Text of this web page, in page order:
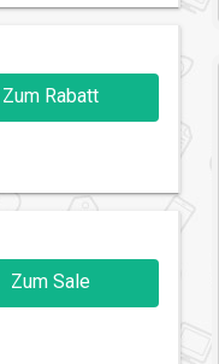
Zum Rabatt
Zum Sale